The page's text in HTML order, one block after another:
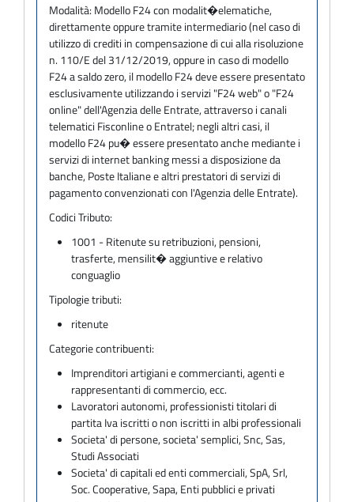
Modalità: Modello F24 con modalit�elematiche,
direttamente oppure tramite intermediario (nel caso di
utilizzo di crediti in compensazione di cui alla risoluzione
n. 110/E del 31/12/2019, oppure in caso di modello
F24 a saldo zero, il modello F24 deve essere presentato
esclusivamente utilizzando i servizi "F24 web" o "F24
online" dell'Agenzia delle Entrate, attraverso i canali
telematici Fisconline o Entratel; negli altri casi, il
modello F24 pu� essere presentato anche mediante i
servizi di internet banking messi a disposizione da
banche, Poste Italiane e altri prestatori di servizi di
pagamento convenzionati con l'Agenzia delle Entrate).
Codici Tributo:
1001 - Ritenute su retribuzioni, pensioni,
trasferte, mensilit� aggiuntive e relativo
conguaglio
Tipologie tributi:
ritenute
Categorie contribuenti:
Imprenditori artigiani e commercianti, agenti e
rappresentanti di commercio, ecc.
Lavoratori autonomi, professionisti titolari di
partita Iva iscritti o non iscritti in albi professionali
Societa' di persone, societa' semplici, Snc, Sas,
Studi Associati
Societa' di capitali ed enti commerciali, SpA, Srl,
Soc. Cooperative, Sapa, Enti pubblici e privati